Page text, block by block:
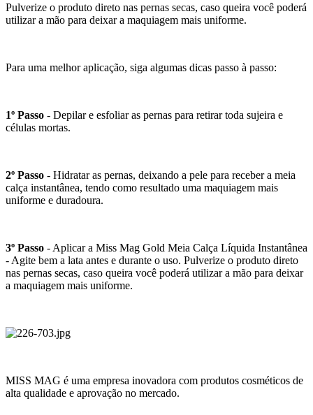
Pulverize o produto direto nas pernas secas, caso queira você poderá
utilizar a mão para deixar a maquiagem mais uniforme.
Para uma melhor aplicação, siga algumas dicas passo à passo:
1º Passo - Depilar e esfoliar as pernas para retirar toda sujeira e
células mortas.
2º Passo - Hidratar as pernas, deixando a pele para receber a meia
calça instantânea, tendo como resultado uma maquiagem mais
uniforme e duradoura.
3º Passo - Aplicar a Miss Mag Gold Meia Calça Líquida Instantânea
- Agite bem a lata antes e durante o uso. Pulverize o produto direto
nas pernas secas, caso queira você poderá utilizar a mão para deixar
a maquiagem mais uniforme.
MISS MAG é uma empresa inovadora com produtos cosméticos de
alta qualidade e aprovação no mercado.